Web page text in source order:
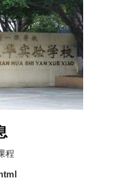
程